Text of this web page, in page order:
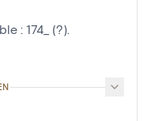
: 174_ (?).